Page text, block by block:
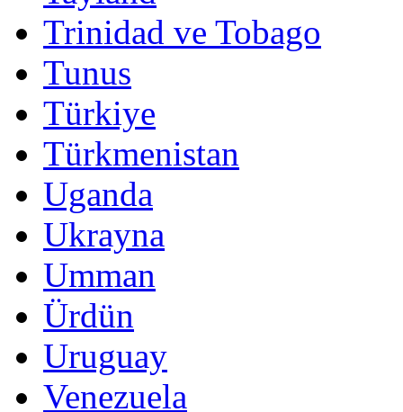
Trinidad ve Tobago
Tunus
Türkiye
Türkmenistan
Uganda
Ukrayna
Umman
Ürdün
Uruguay
Venezuela